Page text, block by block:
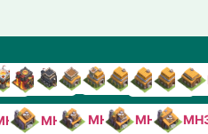
RH11RH10RH9RH8RH7RH6RH5RH4
MH6 MH5 MH4